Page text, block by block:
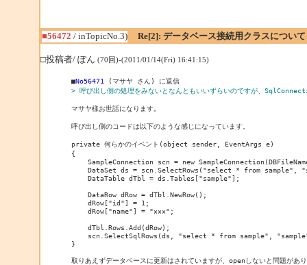
■56472 / inTopicNo.3) Re[2]: データベース接続用クラスについて
□投稿者/ ぽん (70回)-(2011/01/14(Fri) 16:41:15)
■No56471
(マサヤ さん) に返信
> 呼び出し側の処理をみないとなんともいいずらいのですが、
マサヤ様お世話になります。
呼び出し側のコードは以下のような感じになっています。
private 何らかのイベント(object sender, EventArgs e)
{
SampleConnection scn = new
DataSet ds = scn.SelectRows("select * from sample",
    DataTable dTbl = ds.Tables["sample"];
    DataRow dRow = dTbl.NewRow();
    dRow["id"] = 1;
    dRow["name"] = "×××";
    dTbl.Rows.Add(dRow);
scn.SelectSqlRows(ds, "select * from sample",
}
取りあえずデータベースに更新はされていますが、openしないと問題があ